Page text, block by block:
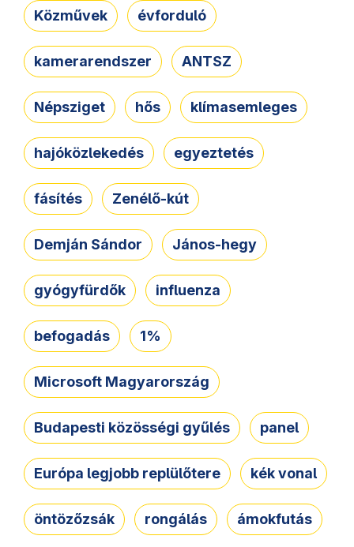
Közművek évforduló
kamerarendszer ANTSZ
Népsziget hős klímasemleges
hajóközlekedés egyeztetés
fásítés Zenélő-kút
Demján Sándor János-hegy
gyógyfürdők influenza
befogadás 1%
Microsoft Magyarország
Budapesti közösségi gyűlés panel
Európa legjobb replülőtere kék vonal
öntözőzsák rongálás ámokfutás